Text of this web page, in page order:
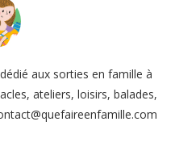
aux sorties en famille à
ateliers, loisirs, balades,